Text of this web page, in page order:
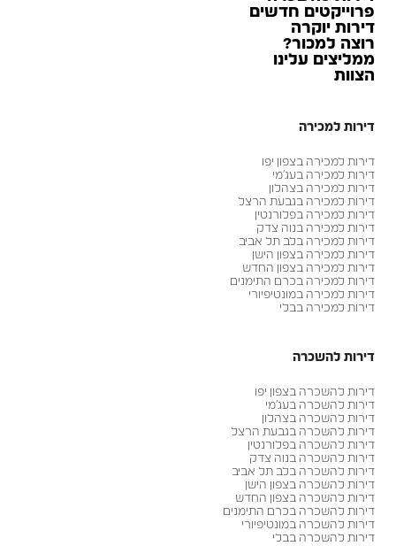
פרוייקטים חדשים
דירות יוקרה
רוצה למכור?
ממליצים עלינו
הצוות
דירות למכירה
דירות למכירה בצפון יפו
דירות למכירה בעג׳מי
דירות למכירה בצהלון
דירות למכירה בגבעת הרצל
דירות למכירה בפלורנטין
דירות למכירה בנוה צדק
דירות למכירה בלב תל אביב
דירות למכירה בצפון הישן
דירות למכירה בצפון החדש
דירות למכירה בכרם התימנים
דירות למכירה במונטיפיורי
דירות למכירה בבלי
דירות להשכרה
דירות להשכרה בצפון יפו
דירות להשכרה בעג׳מי
דירות להשכרה בצהלון
דירות להשכרה בגבעת הרצל
דירות להשכרה בפלורנטין
דירות להשכרה בנוה צדק
דירות להשכרה בלב תל אביב
דירות להשכרה בצפון הישן
דירות להשכרה בצפון החדש
דירות להשכרה בכרם התימנים
דירות להשכרה במונטיפיורי
דירות להשכרה בבלי